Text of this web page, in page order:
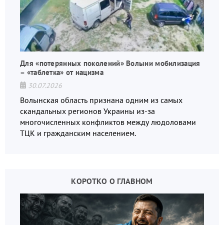
Для «потерянных поколений» Волыни мобилизация
– «таблетка» от нацизма
30.07.2026
Волынская область признана одним из самых
скандальных регионов Украины из-за
многочисленных конфликтов между людоловами
ТЦК и гражданским населением.
КОРОТКО О ГЛАВНОМ